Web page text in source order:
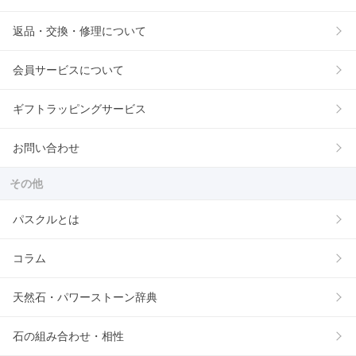
返品・交換・修理について
会員サービスについて
ギフトラッピングサービス
お問い合わせ
その他
パスクルとは
コラム
天然石・パワーストーン辞典
石の組み合わせ・相性